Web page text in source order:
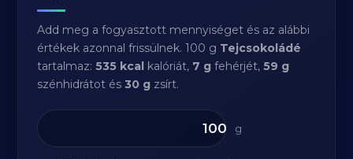
Add meg a fogyasztott mennyiséget és az alábbi
értékek azonnal frissülnek. 100 g Tejcsokoládé
tartalmaz:535 kcal kalóriát, 7 g fehérjét,59 g
szénhidrátot és30 g zsírt.
g